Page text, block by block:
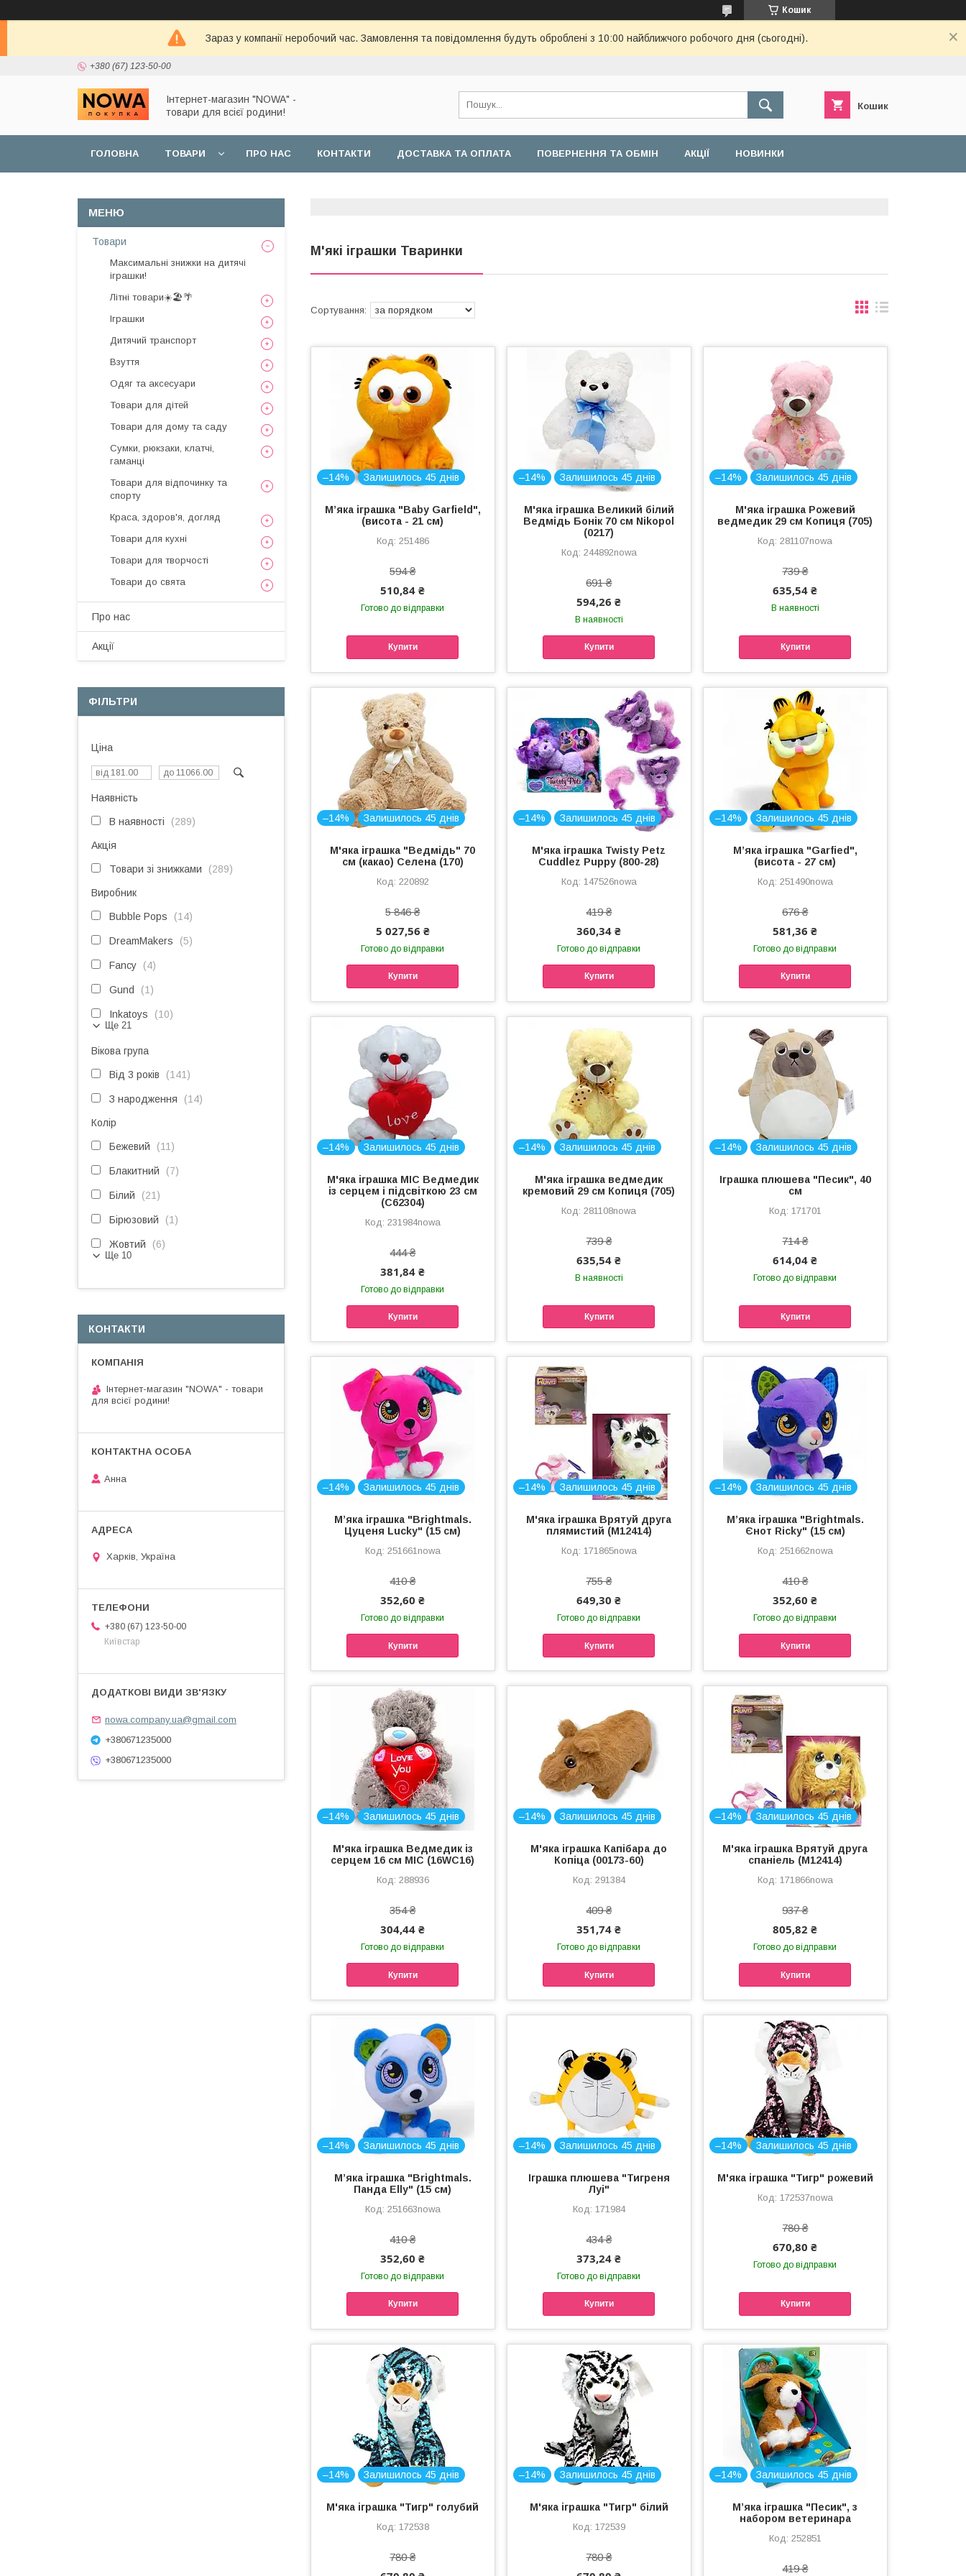
Кошик
Зараз у компанії неробочий час. Замовлення та повідомлення будуть оброблені з 10:00 найближчого робочого дня (сьогодні).
+380 (67) 123-50-00
Інтернет-магазин "NOWA" -
товари для всієї родини!
Кошик
ГОЛОВНА ТОВАРИ ПРО НАС КОНТАКТИ ДОСТАВКА ТА ОПЛАТА ПОВЕРНЕННЯ ТА ОБМІН АКЦІЇ НОВИНКИ
М'які іграшки Тваринки
–14% Залишилось 45 днів
Мʼяка іграшка "Baby Garfield",
(висота - 21 см)
251486
594 ₴
510,84 ₴
Готово до відправки
Купити
–14% Залишилось 45 днів
М'яка іграшка Великий білий
Ведмідь Бонік 70 см Nikopol
(0217)
244892nowa
691 ₴
594,26 ₴
В наявності
Купити
–14% Залишилось 45 днів
М'яка іграшка Рожевий
ведмедик 29 см Копиця (705)
281107nowa
739 ₴
635,54 ₴
В наявності
Купити
–14% Залишилось 45 днів
М'яка іграшка "Ведмідь" 70
см (какао) Селена (170)
220892
5 846 ₴
5 027,56 ₴
Готово до відправки
Купити
–14% Залишилось 45 днів
М'яка іграшка Twisty Petz
Cuddlez Puppy (800-28)
147526nowa
419 ₴
360,34 ₴
Готово до відправки
Купити
–14% Залишилось 45 днів
Мʼяка іграшка "Garfied",
(висота - 27 см)
251490nowa
676 ₴
581,36 ₴
Готово до відправки
Купити
–14% Залишилось 45 днів
М'яка іграшка MIC Ведмедик
із серцем і підсвіткою 23 см
(C62304)
231984nowa
444 ₴
381,84 ₴
Готово до відправки
Купити
–14% Залишилось 45 днів
М'яка іграшка ведмедик
кремовий 29 см Копиця (705)
281108nowa
739 ₴
635,54 ₴
В наявності
Купити
–14% Залишилось 45 днів
Іграшка плюшева "Песик", 40
см
171701
714 ₴
614,04 ₴
Готово до відправки
Купити
–14% Залишилось 45 днів
Мʼяка іграшка "Brightmals.
Цуценя Lucky" (15 см)
251661nowa
410 ₴
352,60 ₴
Готово до відправки
Купити
–14% Залишилось 45 днів
М'яка іграшка Врятуй друга
плямистий (M12414)
171865nowa
755 ₴
649,30 ₴
Готово до відправки
Купити
–14% Залишилось 45 днів
Мʼяка іграшка "Brightmals.
Єнот Ricky" (15 см)
251662nowa
410 ₴
352,60 ₴
Готово до відправки
Купити
–14% Залишилось 45 днів
М'яка іграшка Ведмедик із
серцем 16 см MIC (16WC16)
288936
354 ₴
304,44 ₴
Готово до відправки
Купити
–14% Залишилось 45 днів
М'яка іграшка Капібара до
Копіца (00173-60)
291384
409 ₴
351,74 ₴
Готово до відправки
Купити
–14% Залишилось 45 днів
М'яка іграшка Врятуй друга
спаніель (M12414)
171866nowa
937 ₴
805,82 ₴
Готово до відправки
Купити
–14% Залишилось 45 днів
Мʼяка іграшка "Brightmals.
Панда Elly" (15 см)
251663nowa
410 ₴
352,60 ₴
Готово до відправки
Купити
–14% Залишилось 45 днів
Іграшка плюшева "Тигреня
Луі"
171984
434 ₴
373,24 ₴
Готово до відправки
Купити
–14% Залишилось 45 днів
М'яка іграшка "Тигр" рожевий
172537nowa
780 ₴
670,80 ₴
Готово до відправки
Купити
–14% Залишилось 45 днів
М'яка іграшка "Тигр" голубий
172538
780 ₴
–14% Залишилось 45 днів
М'яка іграшка "Тигр" білий
172539
780 ₴
–14% Залишилось 45 днів
Мʼяка іграшка "Песик", з
набором ветеринара
252851
419 ₴
Товари
Максимальні знижки на дитячі
іграшки!
Літні товари☀️🏖️🌴
Іграшки
Дитячий транспорт
Взуття
Одяг та аксесуари
Товари для дітей
Товари для дому та саду
Сумки, рюкзаки, клатчі,
гаманці
Товари для відпочинку та
спорту
Краса, здоров'я, догляд
Товари для кухні
Товари для творчості
Товари до свята
Про нас
Акції
ФІЛЬТРИ
Ціна
Наявність
В наявності 289
Акція
Товари зі знижками 289
Виробник
Bubble Pops 14
DreamMakers 5
Fancy 4
Gund 1
Inkatoys 10
Ще 21
Вікова група
Від 3 років 141
З народження 14
Колір
Бежевий 11
Блакитний 7
Білий 21
Бірюзовий 1
Жовтий 6
Ще 10
КОНТАКТИ
Інтернет-магазин "NOWA" - товари
для всієї родини!
Анна
Харків, Україна
+380 (67) 123-50-00
Київстар
nowa.company.ua@gmail.com
+380671235000
+380671235000